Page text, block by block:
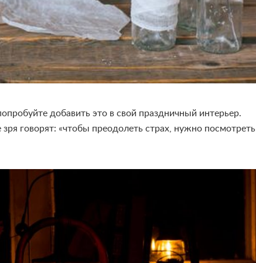
добавить это в свой праздничный интерьер.
зря говорят: «чтобы преодолеть страх, нужно посмотреть